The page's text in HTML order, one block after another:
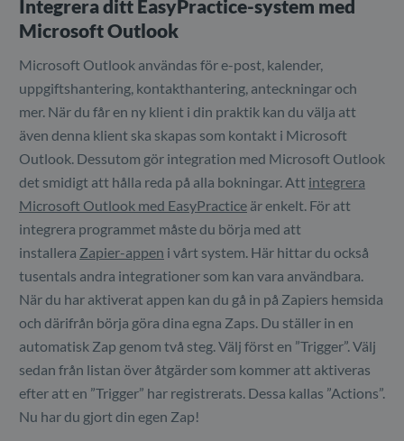
Integrera ditt EasyPractice-system med
Microsoft Outlook
Microsoft Outlook användas för e-post, kalender,
uppgiftshantering, kontakthantering, anteckningar och
mer. När du får en ny klient i din praktik kan du välja att
även denna klient ska skapas som kontakt i Microsoft
Outlook. Dessutom gör integration med Microsoft Outlook
det smidigt att hålla reda på alla bokningar. Att integrera
Microsoft Outlook med EasyPractice är enkelt. För att
integrera programmet måste du börja med att
installera Zapier-appen i vårt system. Här hittar du också
tusentals andra integrationer som kan vara användbara.
När du har aktiverat appen kan du gå in på Zapiers hemsida
och därifrån börja göra dina egna Zaps. Du ställer in en
automatisk Zap genom två steg. Välj först en ”Trigger”. Välj
sedan från listan över åtgärder som kommer att aktiveras
efter att en ”Trigger” har registrerats. Dessa kallas ”Actions”.
Nu har du gjort din egen Zap!